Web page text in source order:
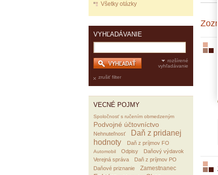
Všetky otázky
VYHĽADÁVANIE
rozšírené
vyhľadávanie
zrušiť filter
VECNÉ POJMY
Spoločnosť s ručením obmedzeným
Podvojné účtovníctvo
Nehnuteľnosť
Daň z pridanej
hodnoty
Daň z príjmov FO
Automobil Odpisy
Daňový výdavok
Verejná správa
Daň z príjmov PO
Daňové priznanie
Zamestnanec